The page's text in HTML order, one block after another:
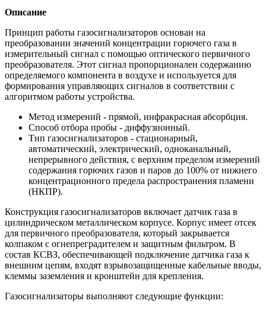
Описание
Принцип работы газосигнализаторов основан на
преобразовании значений концентрации горючего газа в
измерительный сигнал с помощью оптического первичного
преобразователя. Этот сигнал пропорционален содержанию
определяемого компонента в воздухе и используется для
формирования управляющих сигналов в соответствии с
алгоритмом работы устройства.
Метод измерений - прямой, инфракрасная абсорбция.
Способ отбора пробы - диффузионный.
Тип газосигнализаторов - стационарный,
автоматический, электрический, одноканальный,
непрерывного действия, с верхним пределом измерений
содержания горючих газов и паров до 100% от нижнего
концентрационного предела распространения пламени
(НКПР).
Конструкция газосигнализаторов включает датчик газа в
цилиндрическом металлическом корпусе. Корпус имеет отсек
для первичного преобразователя, который закрывается
колпаком с огнепреградителем и защитным фильтром. В
состав КСВЗ, обеспечивающей подключение датчика газа к
внешним цепям, входят взрывозащищенные кабельные вводы,
клеммы заземления и кронштейн для крепления.
Газосигнализаторы выполняют следующие функции: